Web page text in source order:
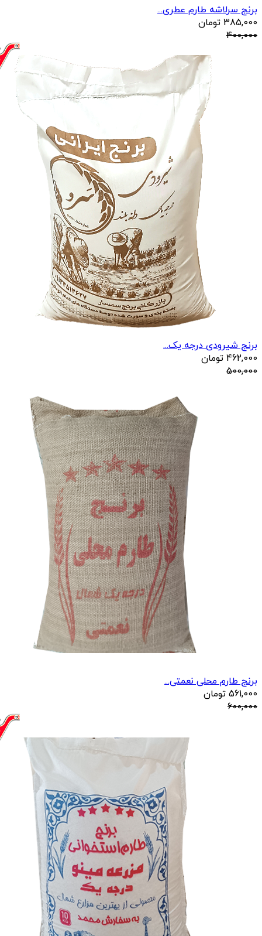
برنج سرلاشه طارم عطری...
385,000 تومان
400,000
برنج شیرودی درجه یک...
462,000 تومان
500,000
برنج طارم محلی نعمتی...
561,000 تومان
600,000